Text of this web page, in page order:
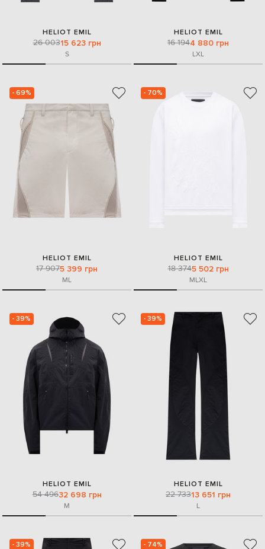
HELIOT EMIL
26 00315 623 грн
S
HELIOT EMIL
16 1944 880 грн
LXL
- 69%
HELIOT EMIL
17 9075 399 грн
ML
- 70%
HELIOT EMIL
18 3745 502 грн
MLXL
- 39%
HELIOT EMIL
54 49632 698 грн
M
- 39%
HELIOT EMIL
22 73313 651 грн
L
- 39% - 74%